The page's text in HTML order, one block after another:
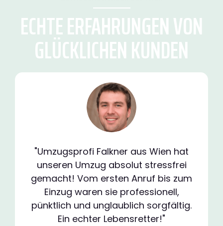
ECHTE ERFAHRUNGEN VON
GLÜCKLICHEN KUNDEN
"Umzugsprofi Falkner aus Wien hat
unseren Umzug absolut stressfrei
gemacht! Vom ersten Anruf bis zum
Einzug waren sie professionell,
pünktlich und unglaublich sorgfältig.
Ein echter Lebensretter!"